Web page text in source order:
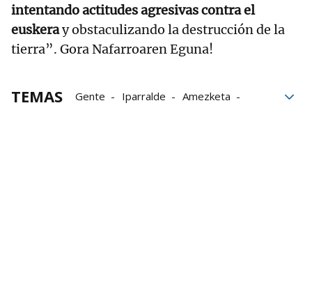
intentando actitudes agresivas contra el
euskeray obstaculizando la destrucción de la
tierra”. Gora Nafarroaren Eguna!
TEMAS Gente Iparralde
Amezketa